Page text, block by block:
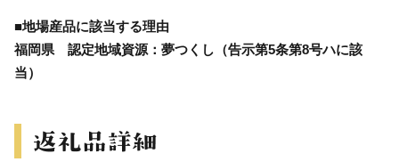
■地場産品に該当する理由
福岡県 認定地域資源：夢つくし（告示第5条第8号ハに該
当）